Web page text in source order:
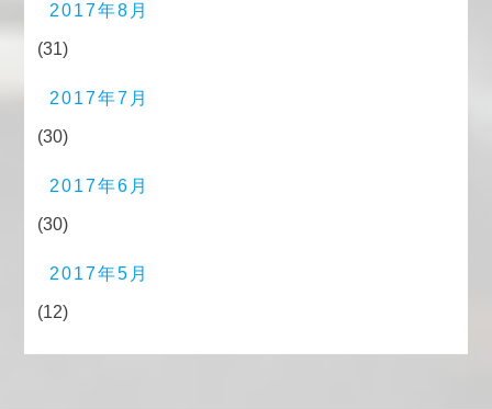
2017年8月
(31)
2017年7月
(30)
2017年6月
(30)
2017年5月
(12)